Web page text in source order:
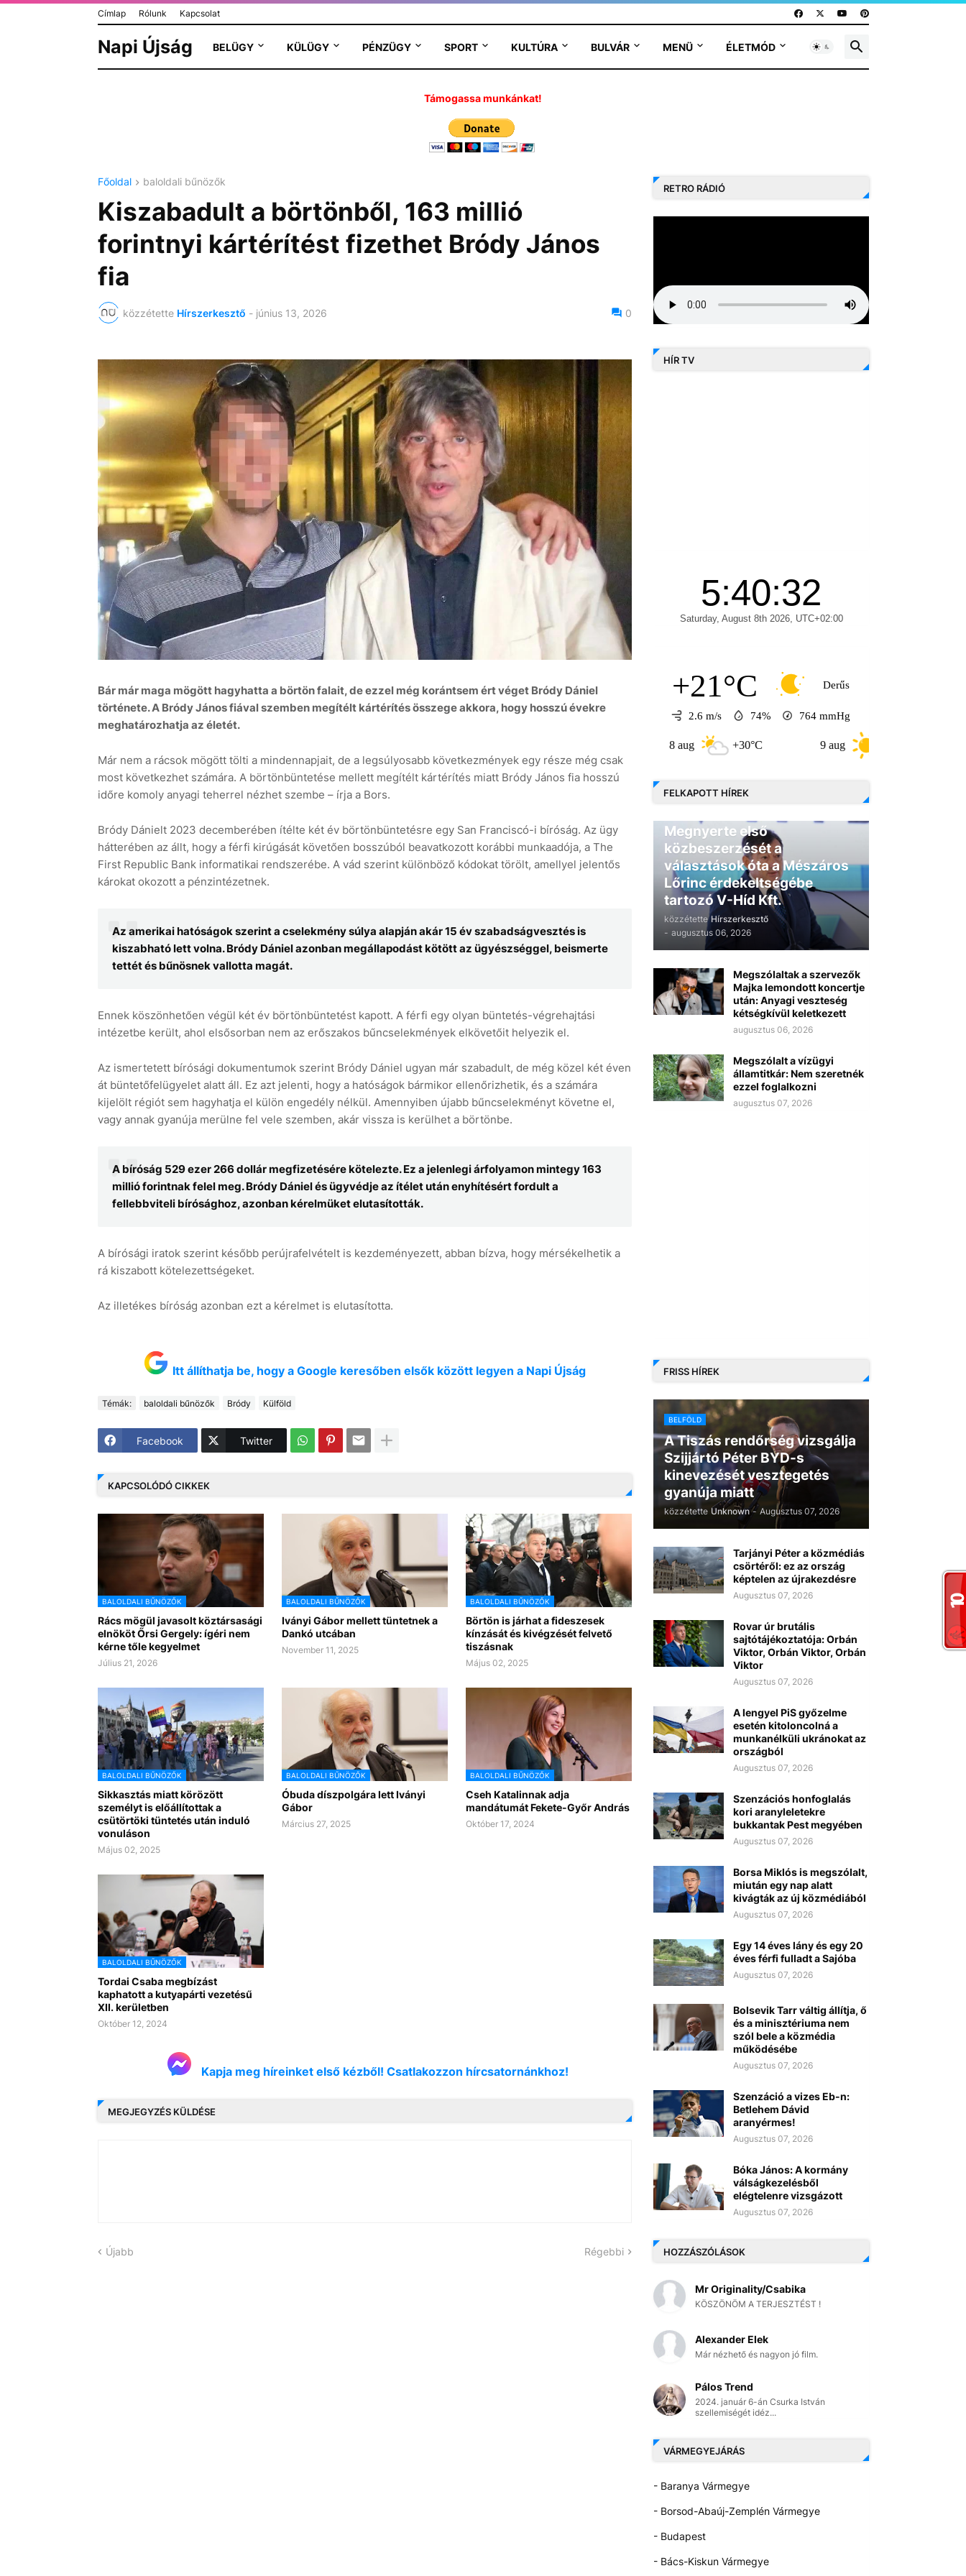
Címlap Rólunk Kapcsolat
Napi Újság BELÜGY KÜLÜGY PÉNZÜGY SPORT KULTÚRA BULVÁR MENÜ ÉLETMÓD
Támogassa munkánkat!
Főoldal baloldali bűnözők
Kiszabadult a börtönből, 163 millió
forintnyi kártérítést fizethet Bródy János
fia
közzétette Hírszerkesztő - június 13, 2026 0
Bár már maga mögött hagyhatta a börtön falait, de ezzel még korántsem ért véget Bródy Dániel
története. A Bródy János fiával szemben megítélt kártérítés összege akkora, hogy hosszú évekre
meghatározhatja az életét.
Már nem a rácsok mögött tölti a mindennapjait, de a legsúlyosabb következmények egy része még csak
most következhet számára. A börtönbüntetése mellett megítélt kártérítés miatt Bródy János fia hosszú
időre komoly anyagi teherrel nézhet szembe – írja a Bors.
Bródy Dánielt 2023 decemberében ítélte két év börtönbüntetésre egy San Franciscó-i bíróság. Az ügy
hátterében az állt, hogy a férfi kirúgását követően bosszúból beavatkozott korábbi munkaadója, a The
First Republic Bank informatikai rendszerébe. A vád szerint különböző kódokat törölt, amellyel jelentős
károkat okozott a pénzintézetnek.
Az amerikai hatóságok szerint a cselekmény súlya alapján akár 15 év szabadságvesztés is
kiszabható lett volna. Bródy Dániel azonban megállapodást kötött az ügyészséggel, beismerte
tettét és bűnösnek vallotta magát.
Ennek köszönhetően végül két év börtönbüntetést kapott. A férfi egy olyan büntetés-végrehajtási
intézetbe került, ahol elsősorban nem az erőszakos bűncselekmények elkövetőit helyezik el.
Az ismertetett bírósági dokumentumok szerint Bródy Dániel ugyan már szabadult, de még közel két éven
át büntetőfelügyelet alatt áll. Ez azt jelenti, hogy a hatóságok bármikor ellenőrizhetik, és a számára
kijelölt régiót sem hagyhatja el külön engedély nélkül. Amennyiben újabb bűncselekményt követne el,
vagy annak gyanúja merülne fel vele szemben, akár vissza is kerülhet a börtönbe.
A bíróság 529 ezer 266 dollár megfizetésére kötelezte. Ez a jelenlegi árfolyamon mintegy 163
millió forintnak felel meg. Bródy Dániel és ügyvédje az ítélet után enyhítésért fordult a
fellebbviteli bírósághoz, azonban kérelmüket elutasították.
A bírósági iratok szerint később perújrafelvételt is kezdeményezett, abban bízva, hogy mérsékelhetik a
rá kiszabott kötelezettségeket.
Az illetékes bíróság azonban ezt a kérelmet is elutasította.
Itt állíthatja be, hogy a Google keresőben elsők között legyen a Napi Újság
Témák: baloldali bűnözők Bródy Külföld
Facebook Twitter
KAPCSOLÓDÓ CIKKEK
BALOLDALI BŰNÖZŐK
Rács mögül javasolt köztársasági
elnököt Őrsi Gergely: ígéri nem
kérne tőle kegyelmet
Július 21, 2026
BALOLDALI BŰNÖZŐK
Iványi Gábor mellett tüntetnek a
Dankó utcában
November 11, 2025
BALOLDALI BŰNÖZŐK
Börtön is járhat a fideszesek
kínzását és kivégzését felvető
tiszásnak
Május 02, 2025
BALOLDALI BŰNÖZŐK
Sikkasztás miatt körözött
személyt is előállítottak a
csütörtöki tüntetés után induló
vonuláson
Május 02, 2025
BALOLDALI BŰNÖZŐK
Óbuda díszpolgára lett Iványi
Gábor
Március 27, 2025
BALOLDALI BŰNÖZŐK
Cseh Katalinnak adja
mandátumát Fekete-Győr András
Október 17, 2024
BALOLDALI BŰNÖZŐK
Tordai Csaba megbízást
kaphatott a kutyapárti vezetésű
XII. kerületben
Október 12, 2024
Kapja meg híreinket első kézből! Csatlakozzon hírcsatornánkhoz!
MEGJEGYZÉS KÜLDÉSE
Újabb Régebbi
RETRO RÁDIÓ
HÍR TV
+21°C Derűs
2.6 m/s 74% 764 mmHg
+30°C +30°C
FELKAPOTT HÍREK
Megnyerte első
közbeszerzését a
választások óta a Mészáros
Lőrinc érdekeltségébe
tartozó V-Híd Kft.
közzétette Hírszerkesztő
- augusztus 06, 2026
Megszólaltak a szervezők
Majka lemondott koncertje
után: Anyagi veszteség
kétségkívül keletkezett
augusztus 06, 2026
Megszólalt a vízügyi
államtitkár: Nem szeretnék
ezzel foglalkozni
augusztus 07, 2026
FRISS HÍREK
BELFÖLD
A Tiszás rendőrség vizsgálja
Szijjártó Péter BYD-s
kinevezését vesztegetés
gyanúja miatt
közzétette Unknown - Augusztus 07, 2026
Tarjányi Péter a közmédiás
csörtéről: ez az ország
képtelen az újrakezdésre
Augusztus 07, 2026
Rovar úr brutális
sajtótájékoztatója: Orbán
Viktor, Orbán Viktor, Orbán
Viktor
Augusztus 07, 2026
A lengyel PiS győzelme
esetén kitoloncolná a
munkanélküli ukránokat az
országból
Augusztus 07, 2026
Szenzációs honfoglalás
kori aranyleletekre
bukkantak Pest megyében
Augusztus 07, 2026
Borsa Miklós is megszólalt,
miután egy nap alatt
kivágták az új közmédiából
Augusztus 07, 2026
Egy 14 éves lány és egy 20
éves férfi fulladt a Sajóba
Augusztus 07, 2026
Bolsevik Tarr váltig állítja, ő
és a minisztériuma nem
szól bele a közmédia
működésébe
Augusztus 07, 2026
Szenzáció a vizes Eb-n:
Betlehem Dávid
aranyérmes!
Augusztus 07, 2026
Bóka János: A kormány
válságkezelésből
elégtelenre vizsgázott
Augusztus 07, 2026
HOZZÁSZÓLÁSOK
Mr Originality/Csabika
KÖSZÖNÖM A TERJESZTÉST !
Alexander Elek
Már nézhető és nagyon jó film.
Pálos Trend
2024. január 6-án Csurka István
szellemiségét idéz...
VÁRMEGYEJÁRÁS
- Baranya Vármegye
- Borsod-Abaúj-Zemplén Vármegye
- Budapest
- Bács-Kiskun Vármegye